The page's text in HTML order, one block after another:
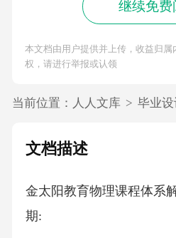
继续免费
本文档由用户提供并上传，收益归
权，请进行举报或认领
当前位置： 人人文库 > 毕业
文档描述
金太阳教育物理课程体系
期: